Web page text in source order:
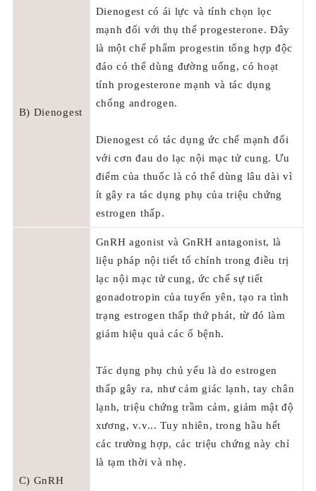
B) Dienogest
Dienogest có ái lực và tính chọn lọc
mạnh đối với thụ thể progesterone. Đây
là một chế phẩm progestin tổng hợp độc
đáo có thể dùng đường uống, có hoạt
tính progesterone mạnh và tác dụng
chống androgen.
Dienogest có tác dụng ức chế mạnh đối
với cơn đau do lạc nội mạc tử cung. Ưu
điểm của thuốc là có thể dùng lâu dài vì
ít gây ra tác dụng phụ của triệu chứng
estrogen thấp.
C) GnRH
GnRH agonist và GnRH antagonist, là
liệu pháp nội tiết tố chính trong điều trị
lạc nội mạc tử cung, ức chế sự tiết
gonadotropin của tuyến yên, tạo ra tình
trạng estrogen thấp thứ phát, từ đó làm
giảm hiệu quả các ổ bệnh.
Tác dụng phụ chủ yếu là do estrogen
thấp gây ra, như cảm giác lạnh, tay chân
lạnh, triệu chứng trầm cảm, giảm mật độ
xương, v.v... Tuy nhiên, trong hầu hết
các trường hợp, các triệu chứng này chỉ
là tạm thời và nhẹ.